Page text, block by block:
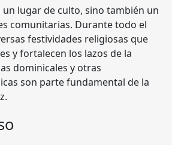
un lugar de culto, sino también un
comunitarias. Durante todo el
festividades religiosas que
y fortalecen los lazos de la
dominicales y otras
son parte fundamental de la